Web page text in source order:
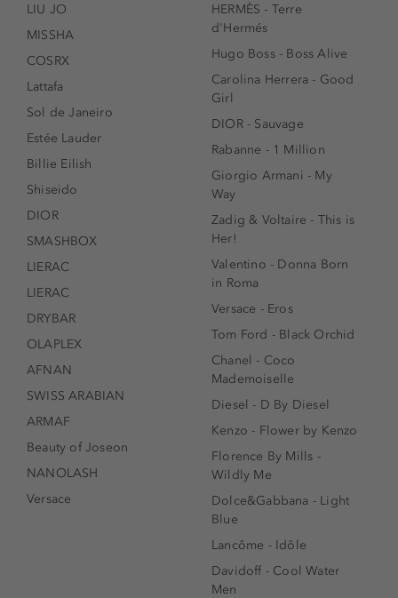
LIU JO
MISSHA
COSRX
Lattafa
Sol de Janeiro
Estée Lauder
Billie Eilish
Shiseido
DIOR
SMASHBOX
LIERAC
LIERAC
DRYBAR
OLAPLEX
AFNAN
SWISS ARABIAN
ARMAF
Beauty of Joseon
NANOLASH
Versace
HERMÈS - Terre
d'Hermés
Hugo Boss - Boss Alive
Carolina Herrera - Good
Girl
DIOR - Sauvage
Rabanne - 1 Million
Giorgio Armani - My
Way
Zadig & Voltaire - This is
Her!
Valentino - Donna Born
in Roma
Versace - Eros
Tom Ford - Black Orchid
Chanel - Coco
Mademoiselle
Diesel - D By Diesel
Kenzo - Flower by Kenzo
Florence By Mills -
Wildly Me
Dolce&Gabbana - Light
Blue
Lancôme - Idôle
Davidoff - Cool Water
Men